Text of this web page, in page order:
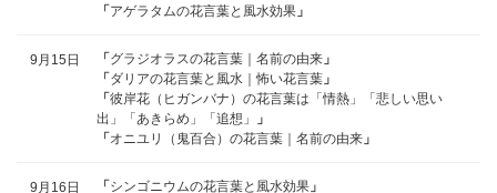
「 アゲラタムの花言葉と風水効果 」
9月15日 「 グラジオラスの花言葉｜名前の由来 」
「 ダリアの花言葉と風水｜怖い花言葉 」
「 彼岸花（ヒガンバナ）の花言葉は「情熱」「悲しい思い
出」「あきらめ」「追想」
」
「 オニユリ（鬼百合）の花言葉｜名前の由来 」
9月16日 「 シンゴニウムの花言葉と風水効果 」